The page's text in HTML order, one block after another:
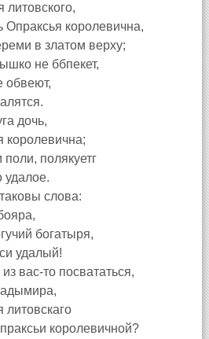
литовского,
Опраксья королевична,
в златом верху;
не ббпекет,
обвеют,
дочь,
королевична;
полякуетг
слова:
богатыря,
удалый!
вас-то посвататься,
литовскаго
королевичной?